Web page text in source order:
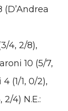
(D’Andrea
4, 2/8),
10 (5/7,
(1/1, 0/2),
2/4) N.E.: